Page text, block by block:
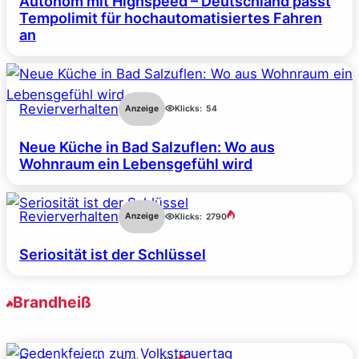
Tempolimit für hochautomatisiertes Fahren
an
Revierverhalten Anzeige Klicks: 54
Neue Küche in Bad Salzuflen: Wo aus
Wohnraum ein Lebensgefühl wird
Revierverhalten Anzeige Klicks: 2790
Seriosität ist der Schlüssel
Brandheiß